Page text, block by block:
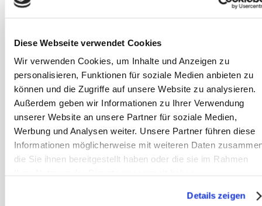
Diese Webseite verwendet Cookies
Wir verwenden Cookies, um Inhalte und Anzeigen zu
personalisieren, Funktionen für soziale Medien anbieten zu
können und die Zugriffe auf unsere Website zu analysieren.
Außerdem geben wir Informationen zu Ihrer Verwendung
unserer Website an unsere Partner für soziale Medien,
Werbung und Analysen weiter. Unsere Partner führen diese
Informationen möglicherweise mit weiteren Daten
die Sie ihnen bereitgestellt haben oder die sie im Rahmen
Details zeigen
gedragingen samen moest werken?
Stress is vooral vaak te zien in open
stallen. Maar ook boxenhuisvesting
(met of zonder paddock) is niet
stressvrij voor een paard, omdat een
paard een steppendier is en geen
paard naar de buurbox dreigend doen